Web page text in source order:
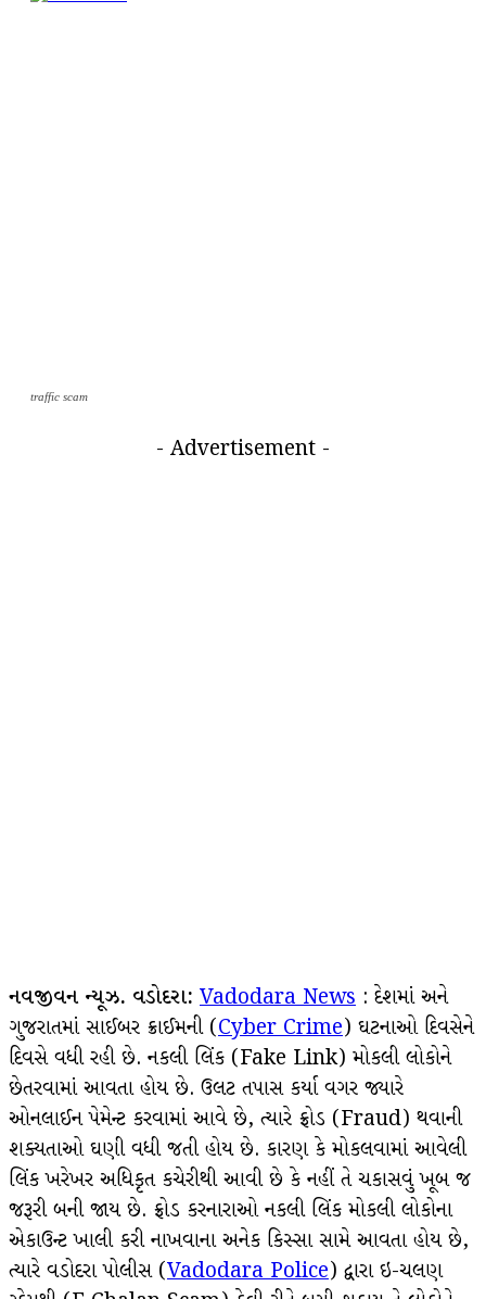
traffic scam
- Advertisement -
નવજીવન ન્યૂઝ. વડોદરા: Vadodara News : દેશમાં અને
ગુજરાતમાં સાઈબર ક્રાઈમની (Cyber Crime) ઘટનાઓ દિવસેને
દિવસે વધી રહી છે. નકલી લિંક (Fake Link) મોકલી લોકોને
છેતરવામાં આવતા હોય છે. ઉલટ તપાસ કર્યા વગર જ્યારે
ઓનલાઈન પેમેન્ટ કરવામાં આવે છે, ત્યારે ફ્રોડ (Fraud) થવાની
શક્યતાઓ ઘણી વધી જતી હોય છે. કારણ કે મોકલવામાં આવેલી
લિંક ખરેખર અધિકૃત કચેરીથી આવી છે કે નહીં તે ચકાસવું ખૂબ જ
જરૂરી બની જાય છે. ફ્રોડ કરનારાઓ નકલી લિંક મોકલી લોકોના
એકાઉન્ટ ખાલી કરી નાખવાના અનેક કિસ્સા સામે આવતા હોય છે,
ત્યારે વડોદરા પોલીસ (Vadodara Police) દ્વારા ઇ-ચલણ